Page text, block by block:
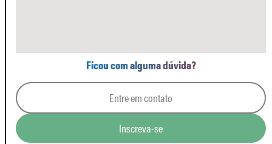
Ficou com alguma dúvida?
Entre em contato
Inscreva-se